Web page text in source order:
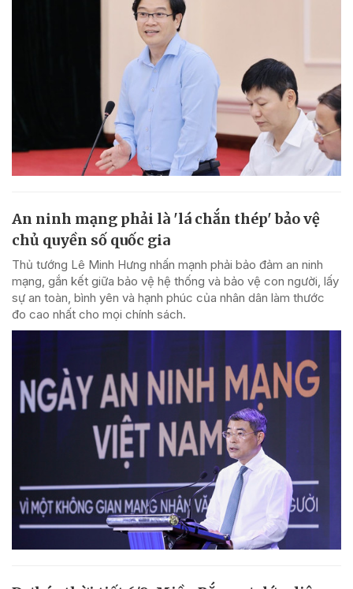
An ninh mạng phải là 'lá chắn thép' bảo vệ
chủ quyền số quốc gia
Thủ tướng Lê Minh Hưng nhấn mạnh phải bảo đảm an ninh
mạng, gắn kết giữa bảo vệ hệ thống và bảo vệ con người, lấy
sự an toàn, bình yên và hạnh phúc của nhân dân làm thước
đo cao nhất cho mọi chính sách.